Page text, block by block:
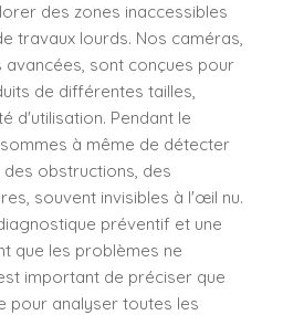
des zones inaccessibles
travaux lourds. Nos caméras,
sont conçues pour
de différentes tailles,
d'utilisation. Pendant le
à même de détecter
obstructions, des
souvent invisibles à l'œil nu.
préventif et une
que les problèmes ne
important de préciser que
pour analyser toutes les